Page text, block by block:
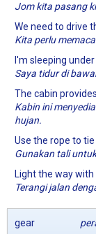
Jom kita pasang
We need to drive
Kita perlu
I'm sleeping
Saya tidur di
The cabin
Kabin ini
hujan.
Use the rope to
Gunakan tali
Light the way with
Terangi jalan
gear